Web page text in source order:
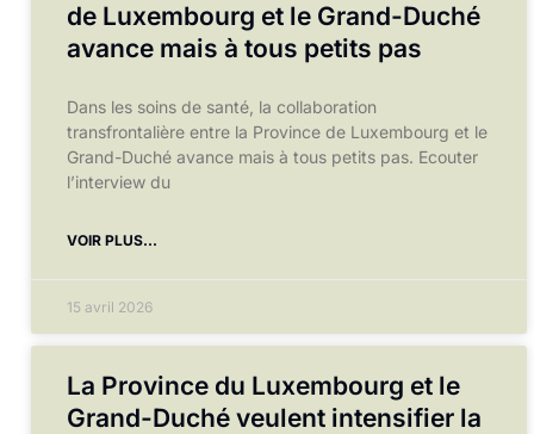
de Luxembourg et le Grand-Duché
avance mais à tous petits pas
Dans les soins de santé, la collaboration
transfrontalière entre la Province de Luxembourg et le
Grand-Duché avance mais à tous petits pas. Ecouter
l’interview du
VOIR PLUS...
15 avril 2026
La Province du Luxembourg et le
Grand-Duché veulent intensifier la